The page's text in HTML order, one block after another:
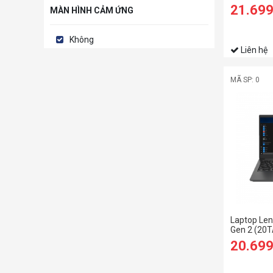
MÀN HÌNH CẢM ỨNG
Không
1135G7/
SSD/14
Liên hệ
MÃ SP: 0
Laptop
Gen 2
1135G7/
SSD/14